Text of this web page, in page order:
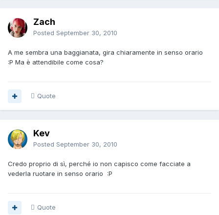
Zach
Posted September 30, 2010
A me sembra una baggianata, gira chiaramente in senso orario
:P Ma è attendibile come cosa?
Quote
Kev
Posted September 30, 2010
Credo proprio di sì, perché io non capisco come facciate a
vederla ruotare in senso orario :P
Quote